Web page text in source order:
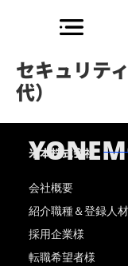
セキュリテ
代）
米本株式会社
会社概要
紹介職種＆登録人材
採用企業様
転職希望者様